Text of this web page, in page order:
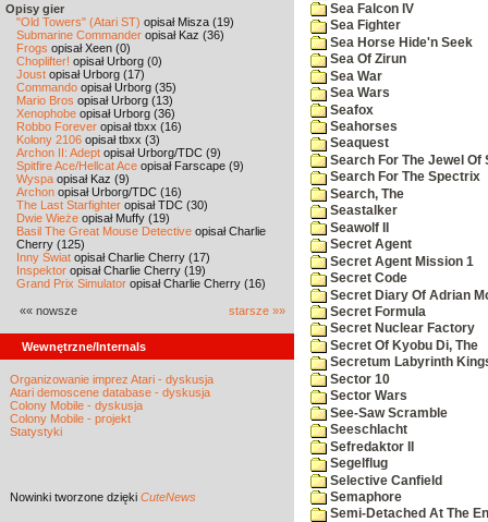
Opisy gier
"Old Towers" (Atari ST) opisał Misza (19)
Submarine Commander opisał Kaz (36)
Frogs opisał Xeen (0)
Choplifter! opisał Urborg (0)
Joust opisał Urborg (17)
Commando opisał Urborg (35)
Mario Bros opisał Urborg (13)
Xenophobe opisał Urborg (36)
Robbo Forever opisał tbxx (16)
Kolony 2106 opisał tbxx (3)
Archon II: Adept opisał Urborg/TDC (9)
Spitfire Ace/Hellcat Ace opisał Farscape (9)
Wyspa opisał Kaz (9)
Archon opisał Urborg/TDC (16)
The Last Starfighter opisał TDC (30)
Dwie Wieże opisał Muffy (19)
Basil The Great Mouse Detective opisał Charlie
Cherry (125)
Inny Świat opisał Charlie Cherry (17)
Inspektor opisał Charlie Cherry (19)
Grand Prix Simulator opisał Charlie Cherry (16)
«« nowsze starsze »»
Wewnętrzne/Internals
Organizowanie imprez Atari - dyskusja
Atari demoscene database - dyskusja
Colony Mobile - dyskusja
Colony Mobile - projekt
Statystyki
Nowinki tworzone dzięki CuteNews
Sea Falcon IV
Sea Fighter
Sea Horse Hide'n Seek
Sea Of Zirun
Sea War
Sea Wars
Seafox
Seahorses
Seaquest
Search For The Jewel Of
Search For The Spectrix
Search, The
Seastalker
Seawolf II
Secret Agent
Secret Agent Mission 1
Secret Code
Secret Diary Of Adrian
Secret Formula
Secret Nuclear Factory
Secret Of Kyobu Di, The
Secretum Labyrinth
Sector 10
Sector Wars
See-Saw Scramble
Seeschlacht
Sefredaktor II
Segelflug
Selective Canfield
Semaphore
Semi-Detached At The